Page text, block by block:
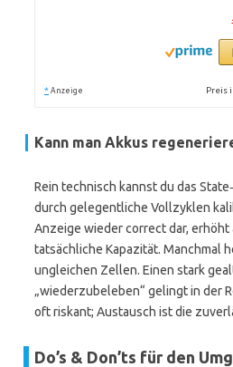
* Anzeige Preis
Kann man Akkus
Rein technisch kannst du das
durch gelegentliche Vollzyklen
Anzeige wieder correct dar, erhöht
tatsächliche Kapazität. Manchmal
ungleichen Zellen. Einen stark
„wiederzubeleben“ gelingt in der
oft riskant; Austausch ist die
Do’s & Don’ts für den